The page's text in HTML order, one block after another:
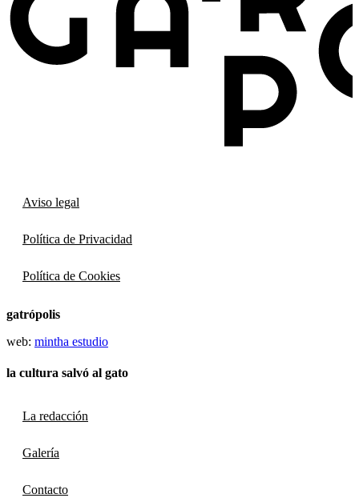
Aviso legal
Política de Privacidad
Política de Cookies
gatrópolis
web: mintha estudio
la cultura salvó al gato
La redacción
Galería
Contacto